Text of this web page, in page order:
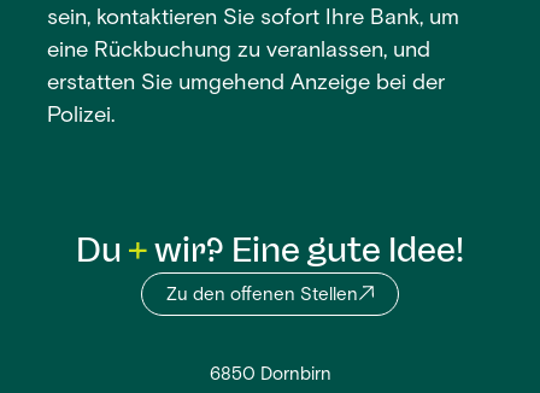
sein, kontaktieren Sie sofort Ihre Bank, um
eine Rückbuchung zu veranlassen, und
erstatten Sie umgehend Anzeige bei der
Polizei.
Du wir? Eine gute Idee!
Zu den offenen Stellen
6850 Dornbirn